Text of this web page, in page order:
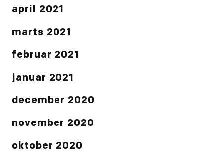
april 2021
marts 2021
februar 2021
januar 2021
december 2020
november 2020
oktober 2020